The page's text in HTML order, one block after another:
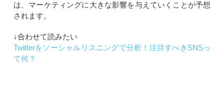
は、マーケティングに大きな影響を与えていくことが予想
されます。
↓合わせて読みたい
Twitterをソーシャルリスニングで分析！注目すべきSNSっ
て何？